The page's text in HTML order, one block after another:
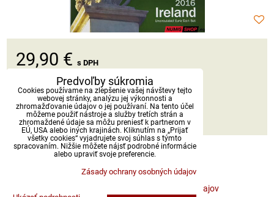
29,90 € s DPH
Dostupnosť:Skladom
ks DO KOŠÍKA
Zásady ochrany osobných údajov
Predvoľby súkromia
Cookies používame na zlepšenie vašej návštevy tejto
webovej stránky, analýzu jej výkonnosti a
zhromažďovanie údajov o jej používaní. Na tento účel
môžeme použiť nástroje a služby tretích strán a
zhromaždené údaje sa môžu preniesť k partnerom v
EÚ, USA alebo iných krajinách. Kliknutím na „Prijať
všetky cookies“ vyjadrujete svoj súhlas s týmto
spracovaním. Nižšie môžete nájsť podrobné informácie
alebo upraviť svoje preferencie.
Zásady ochrany osobných údajov